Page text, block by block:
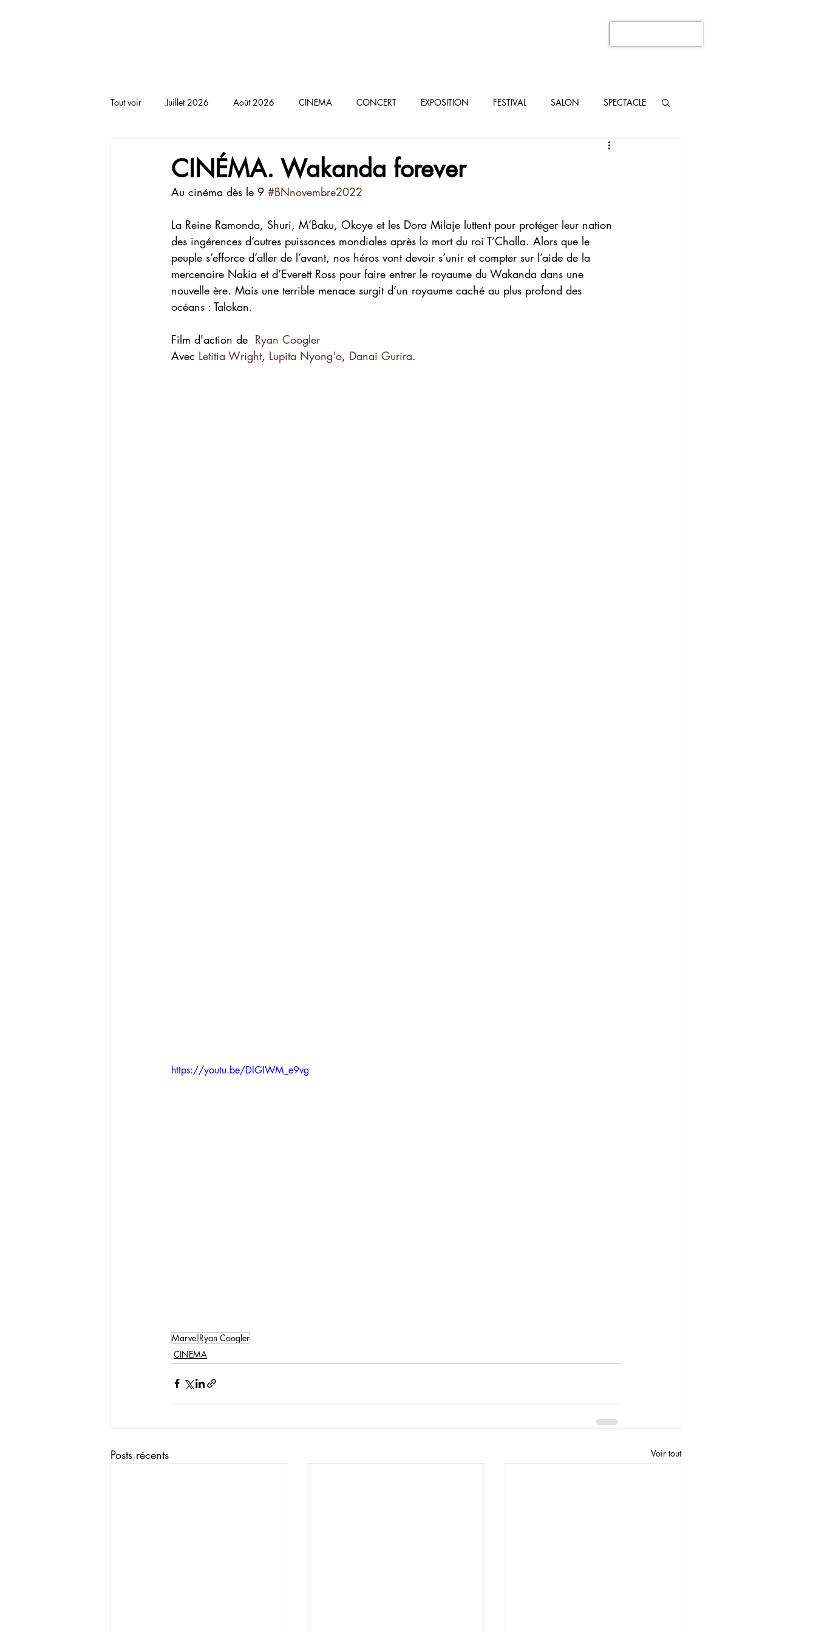
Tout voir Juillet 2026 Août 2026 CINEMA CONCERT EXPOSITION FESTIVAL SALON SPECTACLE
THEATRE
CINÉMA. Wakanda forever
Au cinéma dès le 9 #BNnovembre2022
La Reine Ramonda, Shuri, M’Baku, Okoye et les Dora Milaje luttent pour protéger leur nation
des ingérences d’autres puissances mondiales après la mort du roi T’Challa. Alors que le
peuple s’efforce d’aller de l’avant, nos héros vont devoir s’unir et compter sur l’aide de la
mercenaire Nakia et d’Everett Ross pour faire entrer le royaume du Wakanda dans une
nouvelle ère. Mais une terrible menace surgit d’un royaume caché au plus profond des
océans : Talokan.
Film d'action de Ryan Coogler
Avec Letitia Wright, Lupita Nyong'o, Danai Gurira.
https://youtu.be/DlGIWM_e9vg
MarvelRyan Coogler
CINEMA
Posts récents Voir tout